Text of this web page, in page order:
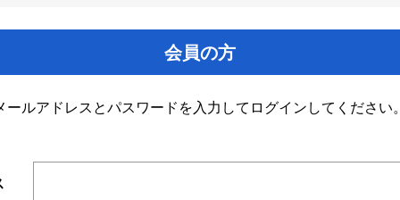
会員の方
ールアドレスとパスワードを入力してログインしてください